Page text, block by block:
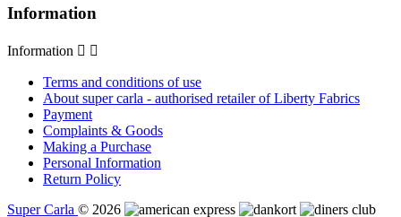
Information
Information  
Terms and conditions of use
About super carla - authorised retailer of Liberty Fabrics
Payment
Complaints & Goods
Making a Purchase
Personal Information
Return Policy
Super Carla © 2026